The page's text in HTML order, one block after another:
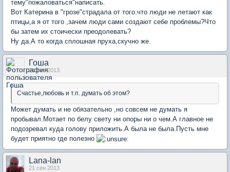
тему"пожаловаться"написать.
Вот Катерина в "грозе"страдала от того.что люди не летают как
птицы,а я от того ,зачем люди сами создают себе проблемы?Что
бы затем их стоически преодолевать?
Ну да.А то когда сплошная пруха,скучно же.
Гоша
21 сен 2013
Счастье,любовь и т.п. думать об этом?
Может думать и не обязательно ,но совсем не думать я
пробывал.Мотает по белу свету ни опоры ни о чем.А главное не
подозревал куда голову приложить.А была не была.Пусть мне
будет приятно где полезно
Lana-lan
21 сен 2013